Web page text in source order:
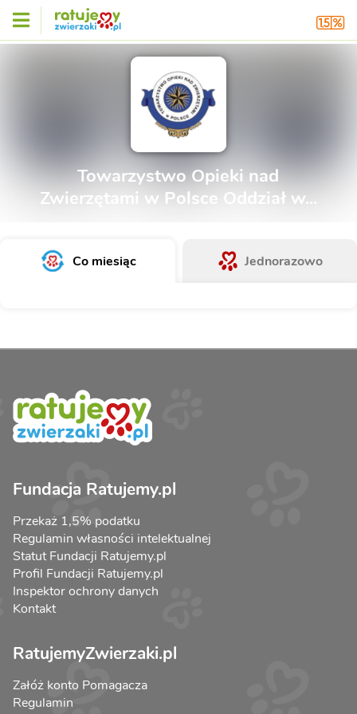
Towarzystwo Opieki nad
Zwierzętami w Polsce Oddział w...
Co miesiąc Jednorazowo
Fundacja Ratujemy.pl
Przekaż 1,5% podatku
Regulamin własności intelektualnej
Statut Fundacji Ratujemy.pl
Profil Fundacji Ratujemy.pl
Inspektor ochrony danych
Kontakt
RatujemyZwierzaki.pl
Załóż konto Pomagacza
Regulamin